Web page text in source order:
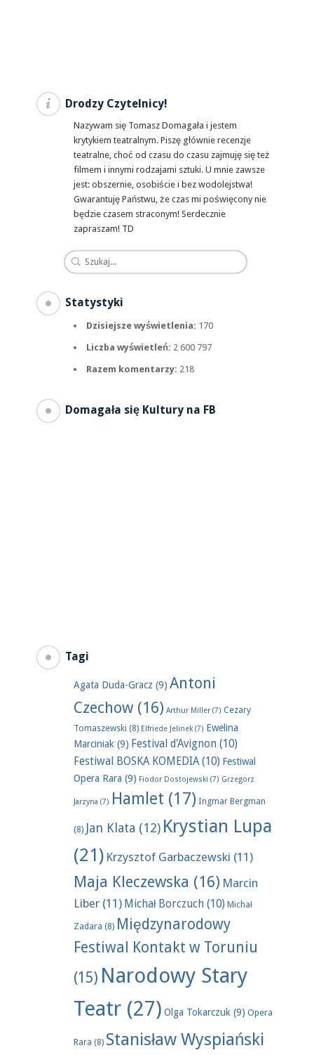
Drodzy Czytelnicy!
Nazywam się Tomasz Domagała i jestem
krytykiem teatralnym. Piszę głównie recenzje
teatralne, choć od czasu do czasu zajmuję się też
filmem i innymi rodzajami sztuki. U mnie zawsze
jest: obszernie, osobiście i bez wodolejstwa!
Gwarantuję Państwu, że czas mi poświęcony nie
będzie czasem straconym! Serdecznie
zapraszam! TD
Statystyki
Dzisiejsze wyświetlenia: 170
Liczba wyświetleń: 2 600 797
Razem komentarzy: 218
Domagała się Kultury na FB
Tagi
Agata Duda-Gracz(9) Antoni
Czechow(16) Arthur Miller(7) Cezary
Tomaszewski (8) Elfriede Jelinek(7) Ewelina
Marciniak(9) Festival d'Avignon (10)
Festiwal BOSKA KOMEDIA(10) Festiwal
Opera Rara (9) Fiodor Dostojewski (7) Grzegorz
Jarzyna (7) Hamlet (17) Ingmar Bergman
(8) Jan Klata (12) Krystian Lupa
(21) Krzysztof Garbaczewski (11)
Maja Kleczewska (16) Marcin
Liber(11) Michał Borczuch (10) Michał
Zadara (8) Międzynarodowy
Festiwal Kontakt w Toruniu
(15) Narodowy Stary
Teatr(27) Olga Tokarczuk(9) Opera
Rara (8) Stanisław Wyspiański